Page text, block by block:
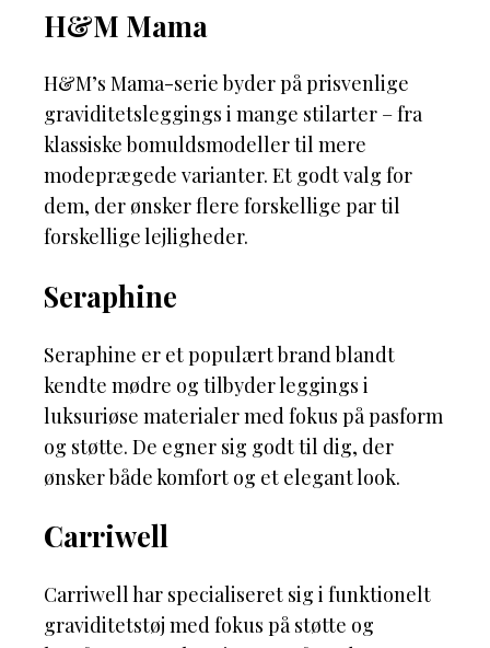
H&M Mama
H&M’s Mama-serie byder på prisvenlige
graviditetsleggings i mange stilarter – fra
klassiske bomuldsmodeller til mere
modeprægede varianter. Et godt valg for
dem, der ønsker flere forskellige par til
forskellige lejligheder.
Seraphine
Seraphine er et populært brand blandt
kendte mødre og tilbyder leggings i
luksuriøse materialer med fokus på pasform
og støtte. De egner sig godt til dig, der
ønsker både komfort og et elegant look.
Carriwell
Carriwell har specialiseret sig i funktionelt
graviditetstøj med fokus på støtte og